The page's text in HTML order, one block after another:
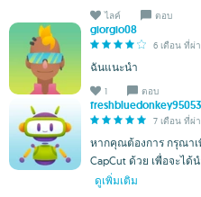
ไลค์ ตอบ
giorgio08
6 เดือน ที่ผ่
ฉันแนะนำ
1 ตอบ
freshbluedonkey95053
7 เดือน ที่ผ่
หากคุณต้องการ กรุณาเ
CapCut ด้วย เพื่อจะไ
ดูเพิ่มเติม